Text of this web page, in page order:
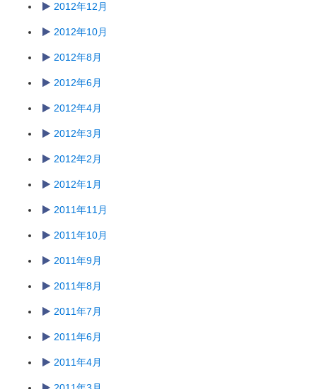
2012年12月
2012年10月
2012年8月
2012年6月
2012年4月
2012年3月
2012年2月
2012年1月
2011年11月
2011年10月
2011年9月
2011年8月
2011年7月
2011年6月
2011年4月